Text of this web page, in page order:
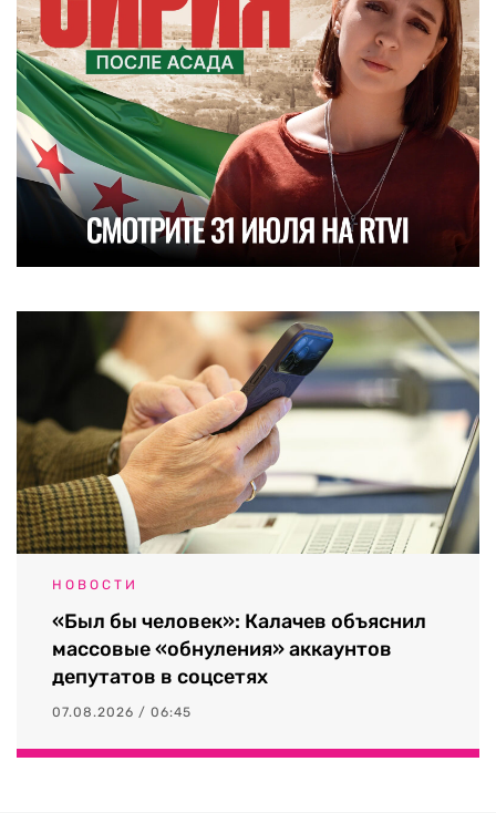
НОВОСТИ
«Был бы человек»: Калачев объяснил
массовые «обнуления» аккаунтов
депутатов в соцсетях
07.08.2026 / 06:45